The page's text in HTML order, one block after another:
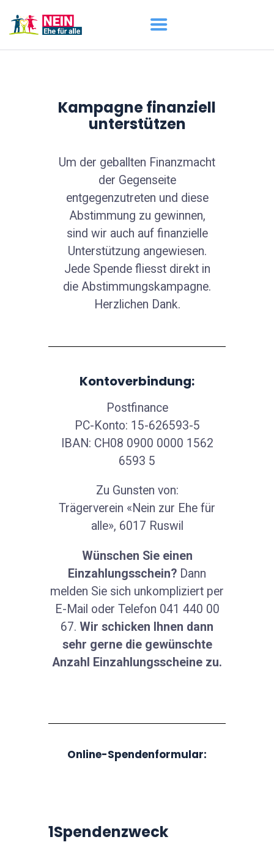
AKTUELL
DARUM GEHT ES
ÜBER UNS
Kampagne finanziell
unterstützen
Um der geballten Finanzmacht
der Gegenseite
entgegenzutreten und diese
Abstimmung zu gewinnen,
sind wir auch auf finanzielle
Unterstützung angewiesen.
Jede Spende fliesst direkt in
die Abstimmungskampagne.
Herzlichen Dank.
Kontoverbindung:
Postfinance
PC-Konto: 15-626593-5
IBAN: CH08 0900 0000 1562
6593 5
Zu Gunsten von:
Trägerverein «Nein zur Ehe für
alle», 6017 Ruswil
Wünschen Sie einen
Einzahlungsschein? Dann
melden Sie sich unkompliziert per
E-Mail oder Telefon 041 440 00
67. Wir schicken Ihnen dann
sehr gerne die gewünschte
Anzahl Einzahlungsscheine zu.
Online-Spendenformular:
1Spendenzweck